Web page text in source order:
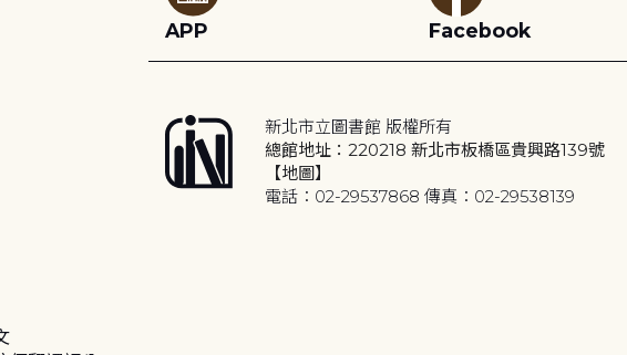
APP
Facebook
新北市立圖書館 版權所有
總館地址：220218 新北市板橋區貴興路139號
【地圖】
電話：02-29537868 傳真：02-29538139